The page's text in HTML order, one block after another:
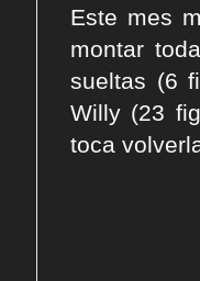
Este mes
montar
sueltas (6
Willy (23
toca